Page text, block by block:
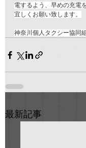
電するよう、早めの充電
宜しくお願い致します。
神奈川個人タクシー協同
最新記事